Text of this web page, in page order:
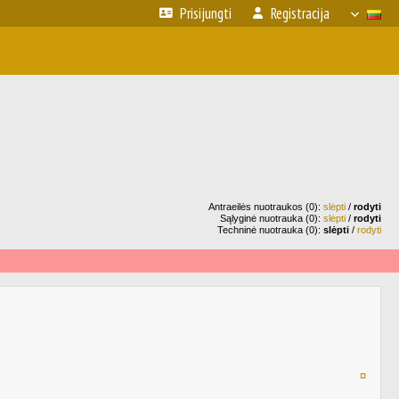
Prisijungti Registracija
Antraeilės nuotraukos (0): slėpti / rodyti
Sąlyginė nuotrauka (0): slėpti / rodyti
Techninė nuotrauka (0): slėpti / rodyti
¤